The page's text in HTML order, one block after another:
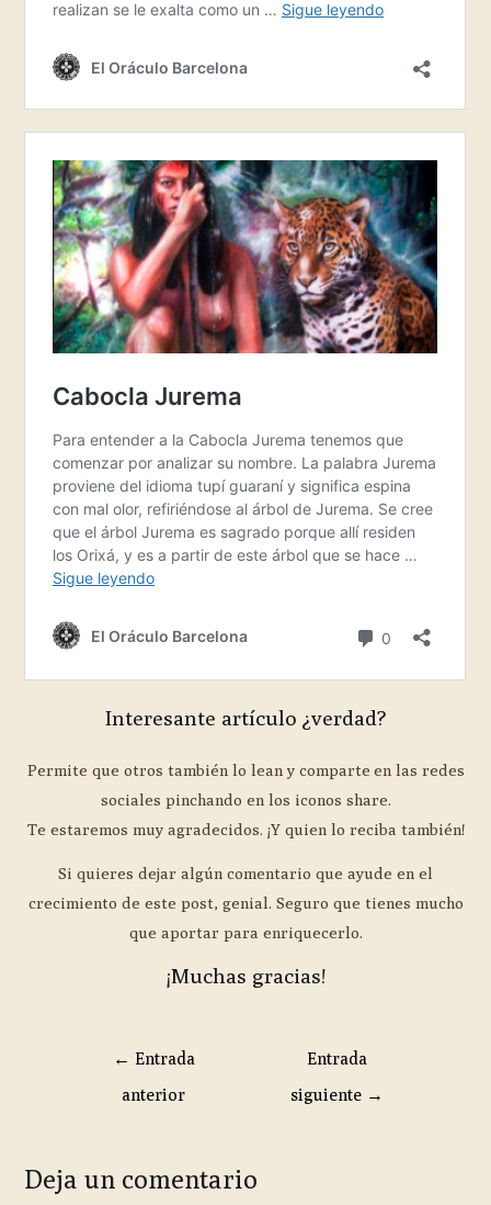
Interesante artículo ¿verdad?
Permite que otros también lo lean y comparte en las redes
sociales pinchando en los iconos share.
Te estaremos muy agradecidos. ¡Y quien lo reciba también!
Si quieres dejar algún comentario que ayude en el
crecimiento de este post, genial. Seguro que tienes mucho
que aportar para enriquecerlo.
¡Muchas gracias!
← Entrada
anterior
Entrada
siguiente →
Deja un comentario